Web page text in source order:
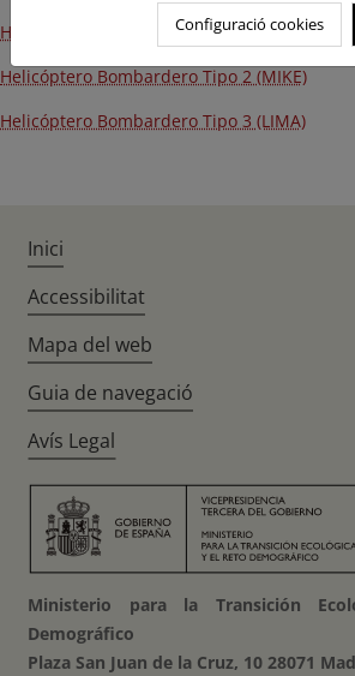
Helicóptero Bombardero Tipo 1 (KILO)
Helicóptero Bombardero Tipo 2 (MIKE)
Helicóptero Bombardero Tipo 3 (LIMA)
Configuració cookies
Inici
Accessibilitat
Mapa del web
Guia de navegació
Avís Legal
Ministerio para la Transición
Demográfico
Plaza San Juan de la Cruz, 10 28071